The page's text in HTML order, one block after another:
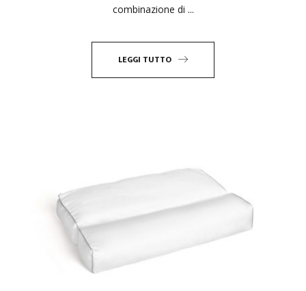
combinazione di ...
LEGGI TUTTO